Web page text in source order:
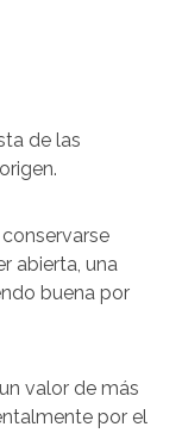
de las
abierta, una
buena por
valor de más
por el